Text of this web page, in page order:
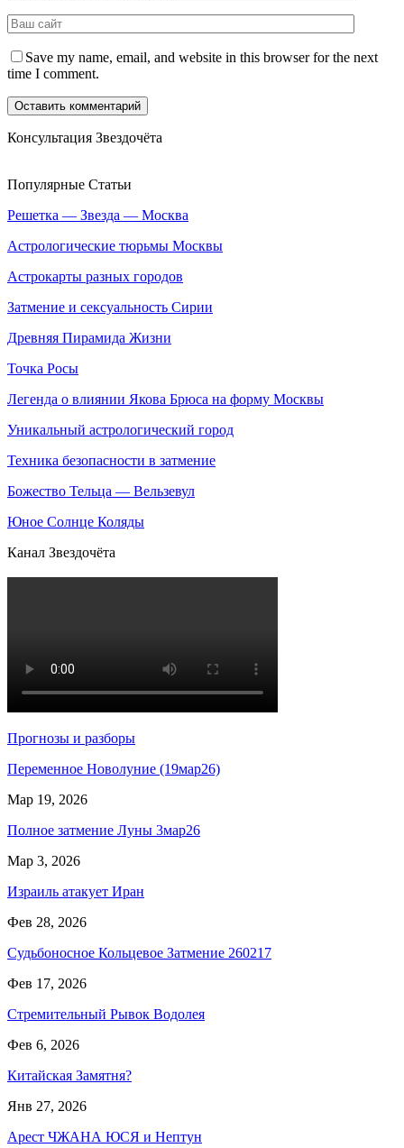
Save my name, email, and website in this browser for the next
time I comment.
Консультация Звездочёта
Популярные Статьи
Решетка — Звезда — Москва
Астрологические тюрьмы Москвы
Астрокарты разных городов
Затмение и сексуальность Сирии
Древняя Пирамида Жизни
Точка Росы
Легенда о влиянии Якова Брюса на форму Москвы
Уникальный астрологический город
Техника безопасности в затмение
Божество Тельца — Вельзевул
Юное Солнце Коляды
Канал Звездочёта
Прогнозы и разборы
Переменное Новолуние (19мар26)
Мар 19, 2026
Полное затмение Луны 3мар26
Мар 3, 2026
Израиль атакует Иран
Фев 28, 2026
Судьбоносное Кольцевое Затмение 260217
Фев 17, 2026
Стремительный Рывок Водолея
Фев 6, 2026
Китайская Замятня?
Янв 27, 2026
Арест ЧЖАНА ЮСЯ и Нептун